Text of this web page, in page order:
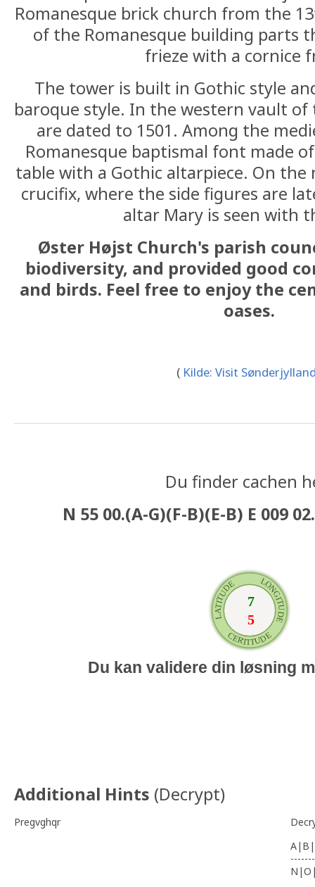
Romanesque brick church from the
of the Romanesque building parts
frieze with a cornice
The tower is built in Gothic style
baroque style. In the western vault of
are dated to 1501. Among the
Romanesque baptismal font made
table with a Gothic altarpiece. On the
crucifix, where the side figures are
altar Mary is seen with
Øster Højst Church's parish
biodiversity, and provided good
and birds. Feel free to enjoy the
oases.
( Kilde: Visit
Du finder cachen
N 55 00.(A-G)(F-B)(E-B) E 009
Du kan validere din løsning
Additional Hints (Decrypt)
Pregvghqr